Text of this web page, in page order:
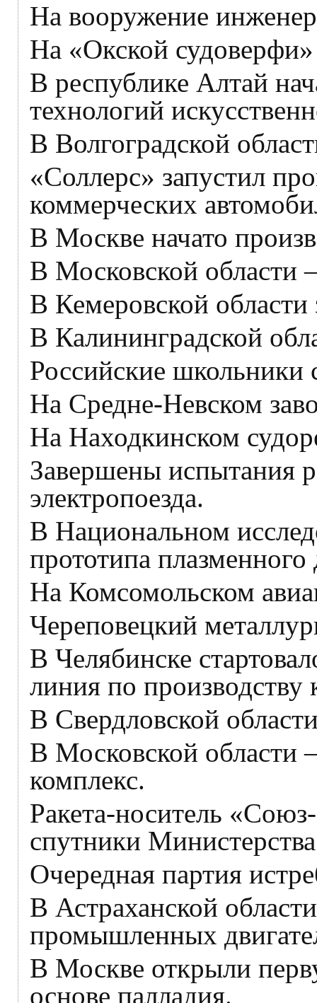
На вооружение
На «Окской
В республике Алтай
технологий
В Волгоградской
«Соллерс» запустил
коммерческих
В Москве начато
В Московской области
В Кемеровской
В Калининградской
Российские школьники
На Средне-Невском
На Находкинском
Завершены испытания
электропоезда.
В Национальном
прототипа
На Комсомольском
Череповецкий
В Челябинске
линия по производству
В Свердловской
В Московской области
комплекс.
Ракета-носитель
спутники
Очередная партия
В Астраханской
промышленных
В Москве открыли
основе палладия.